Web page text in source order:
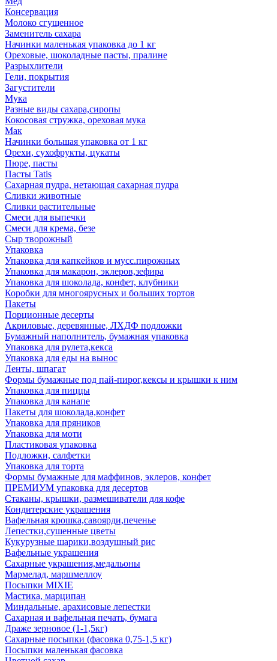
Консервация
Молоко сгущенное
Заменитель сахара
Начинки маленькая упаковка до 1 кг
Ореховые, шоколадные пасты, пралине
Разрыхлители
Гели, покрытия
Загустители
Мука
Разные виды сахара,сиропы
Кокосовая стружка, ореховая мука
Мак
Начинки большая упаковка от 1 кг
Орехи, сухофрукты, цукаты
Пюре, пасты
Пасты Tatis
Сахарная пудра, нетающая сахарная пудра
Сливки животные
Сливки растительные
Смеси для выпечки
Смеси для крема, безе
Сыр творожный
Упаковка
Упаковка для капкейков и мусс.пирожных
Упаковка для макарон, эклеров,зефира
Упаковка для шоколада, конфет, клубники
Коробки для многоярусных и больших тортов
Пакеты
Порционные десерты
Акриловые, деревянные, ЛХДФ подложки
Бумажный наполнитель, бумажная упаковка
Упаковка для рулета,кекса
Упаковка для еды на вынос
Ленты, шпагат
Формы бумажные под пай-пирог,кексы и крышки к ним
Упаковка для пиццы
Упаковка для канапе
Пакеты для шоколада,конфет
Упаковка для пряников
Упаковка для моти
Пластиковая упаковка
Подложки, салфетки
Упаковка для торта
Формы бумажные для маффинов, эклеров, конфет
ПРЕМИУМ упаковка для десертов
Стаканы, крышки, размешиватели для кофе
Кондитерские украшения
Вафельная крошка,савоярди,печенье
Лепестки,сушенные цветы
Кукурузные шарики,воздушный рис
Вафельные украшения
Сахарные украшения,медальоны
Мармелад, маршмеллоу
Посыпки MIXIE
Мастика, марципан
Миндальные, арахисовые лепестки
Сахарная и вафельная печать, бумага
Драже зерновое (1-1,5кг)
Сахарные посыпки (фасовка 0,75-1,5 кг)
Посыпки маленькая фасовка